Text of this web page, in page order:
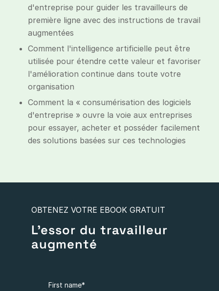
d'entreprise pour guider les travailleurs de
première ligne avec des instructions de travail
augmentées
Comment l'intelligence artificielle peut être
utilisée pour étendre cette valeur et favoriser
l'amélioration continue dans toute votre
organisation
Comment la « consumérisation des logiciels
d'entreprise » ouvre la voie aux entreprises
pour essayer, acheter et posséder facilement
des solutions basées sur ces technologies
OBTENEZ VOTRE EBOOK GRATUIT
L'essor du travailleur
augmenté
First name*